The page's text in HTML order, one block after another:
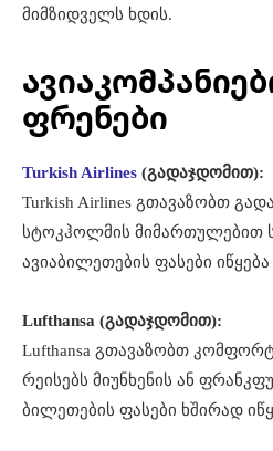
მიმზიდველს ხდის.
ფრენები
Turkish Airlines (გადაჯდომით):
Turkish Airlines გთავაზობთ
სტოკჰოლმის მიმართულებით
ავიაბილეთების ფასები
Lufthansa (გადაჯდომით):
Lufthansa გთავაზობთ
რეისებს მიუნხენის ან
ბილეთების ფასები ხშირად